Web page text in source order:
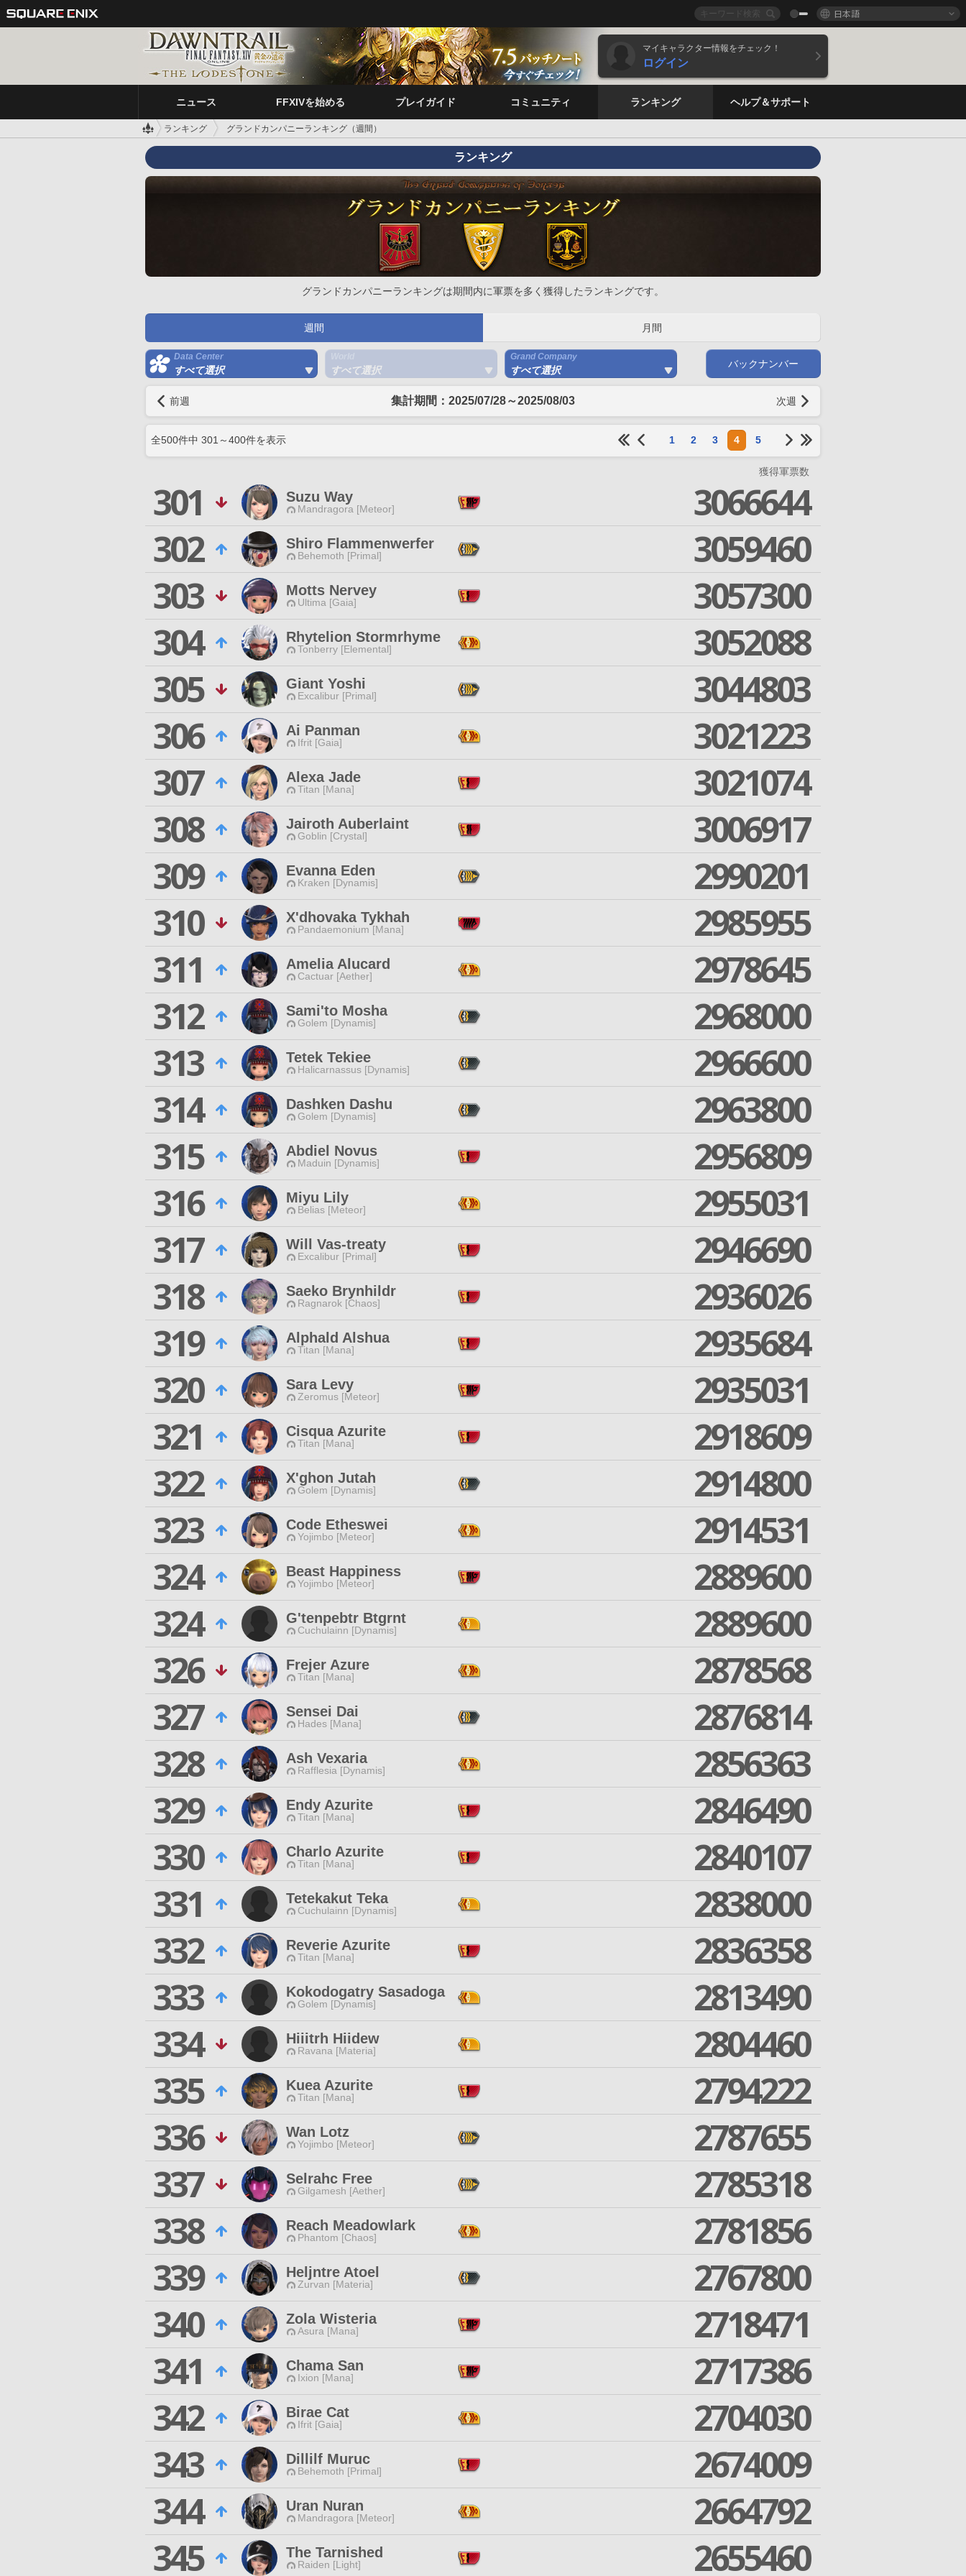
日本語
マイキャラクター情報をチェック！
ログイン
ニュース FFXIVを始める プレイガイド コミュニティ ランキング ヘルプ＆サポート
ランキング グランドカンパニーランキング（週間）
ランキング
グランドカンパニーランキングは期間内に軍票を多く獲得したランキングです。
週間 月間
Data Center
すべて選択 すべて選択
Grand Company
すべて選択
バックナンバー
前週 集計期間：2025/07/28～2025/08/03 次週
全500件中 301 ～400件を表示 1 2 3 4 5
獲得軍票数
301 Suzu Way
Mandragora [Meteor]
3066644
302
Shiro Flammenwerfer
Behemoth [Primal]
3059460
303
Motts Nervey
Ultima [Gaia]
3057300
304
Rhytelion Stormrhyme
Tonberry [Elemental]
3052088
305
Giant Yoshi
Excalibur [Primal]
3044803
306
Ai Panman
Ifrit [Gaia]
3021223
307
Alexa Jade
Titan [Mana]
3021074
308
Jairoth Auberlaint
Goblin [Crystal]
3006917
309
Evanna Eden
Kraken [Dynamis]
2990201
310
X'dhovaka Tykhah
Pandaemonium [Mana]
2985955
311
Amelia Alucard
Cactuar [Aether]
2978645
312
Sami'to Mosha
Golem [Dynamis]
2968000
313
Tetek Tekiee
Halicarnassus [Dynamis]
2966600
314
Dashken Dashu
Golem [Dynamis]
2963800
315
Abdiel Novus
Maduin [Dynamis]
2956809
316
Miyu Lily
Belias [Meteor]
2955031
317
Will Vas-treaty
Excalibur [Primal]
2946690
318
Saeko Brynhildr
Ragnarok [Chaos]
2936026
319
Alphald Alshua
Titan [Mana]
2935684
320
Sara Levy
Zeromus [Meteor]
2935031
321
Cisqua Azurite
Titan [Mana]
2918609
322
X'ghon Jutah
Golem [Dynamis]
2914800
323
Code Etheswei
Yojimbo [Meteor]
2914531
324
Beast Happiness
Yojimbo [Meteor]
2889600
324
G'tenpebtr Btgrnt
Cuchulainn [Dynamis]
2889600
326
Frejer Azure
Titan [Mana]
2878568
327
Sensei Dai
Hades [Mana]
2876814
328
Ash Vexaria
Rafflesia [Dynamis]
2856363
329
Endy Azurite
Titan [Mana]
2846490
330
Charlo Azurite
Titan [Mana]
2840107
331
Tetekakut Teka
Cuchulainn [Dynamis]
2838000
332
Reverie Azurite
Titan [Mana]
2836358
333
Kokodogatry Sasadoga
Golem [Dynamis]
2813490
334
Hiiitrh Hiidew
Ravana [Materia]
2804460
335
Kuea Azurite
Titan [Mana]
2794222
336
Wan Lotz
Yojimbo [Meteor]
2787655
337
Selrahc Free
Gilgamesh [Aether]
2785318
338
Reach Meadowlark
Phantom [Chaos]
2781856
339
Heljntre Atoel
Zurvan [Materia]
2767800
340
Zola Wisteria
Asura [Mana]
2718471
341
Chama San
Ixion [Mana]
2717386
342
Birae Cat
Ifrit [Gaia]
2704030
343
Dillilf Muruc
Behemoth [Primal]
2674009
344
Uran Nuran
Mandragora [Meteor]
2664792
345
The Tarnished
Raiden [Light] 2655460